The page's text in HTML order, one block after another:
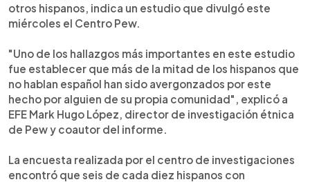
otros hispanos, indica un estudio que divulgó este
miércoles el Centro Pew.
"Uno de los hallazgos más importantes en este estudio
fue establecer que más de la mitad de los hispanos que
no hablan español han sido avergonzados por este
hecho por alguien de su propia comunidad", explicó a
EFE Mark Hugo López, director de investigación étnica
de Pew y coautor del informe.
La encuesta realizada por el centro de investigaciones
encontró que seis de cada diez hispanos con